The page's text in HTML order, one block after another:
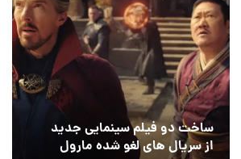
ساخت دو فیلم سینمایی جدید
از سریال های لغو شده مارول